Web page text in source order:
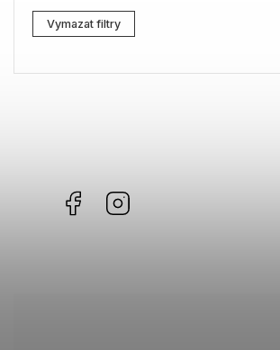
Lacoste
Marc Jacobs
Vymazat filtry
Facebook